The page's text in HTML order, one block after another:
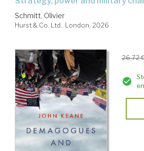
Schmitt, Olivier
Hurst & Co. Ltd.. London, 2026
26,72